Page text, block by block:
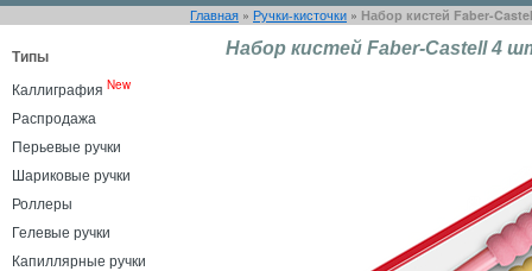
Главная » Ручки-кисточки » Набор кистей Faber-
Типы
Каллиграфия New
Распродажа
Перьевые ручки
Шариковые ручки
Роллеры
Гелевые ручки
Капиллярные ручки
Набор кистей Faber-Castell 4